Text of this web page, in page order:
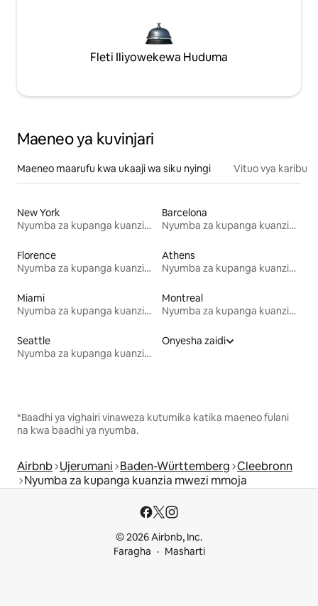
Fleti Iliyowekewa Huduma
Maeneo ya kuvinjari
Maeneo maarufu kwa ukaaji wa siku nyingi Vituo vya karibu
New York
Nyumba za kupanga kuanzia mwezi mmoja
Barcelona
Nyumba za kupanga kuanzia mwezi mmoja
Florence
Nyumba za kupanga kuanzia mwezi mmoja
Athens
Nyumba za kupanga kuanzia mwezi mmoja
Miami
Nyumba za kupanga kuanzia mwezi mmoja
Montreal
Nyumba za kupanga kuanzia mwezi mmoja
Seattle
Nyumba za kupanga kuanzia mwezi mmoja
Onyesha zaidi
*Baadhi ya vighairi vinaweza kutumika katika maeneo fulani
na kwa baadhi ya nyumba.
Airbnb Ujerumani Baden-Württemberg Cleebronn
Nyumba za kupanga kuanzia mwezi mmoja
© 2026 Airbnb, Inc.
Faragha
Masharti